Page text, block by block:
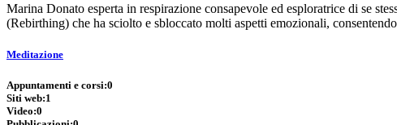
Marina Donato esperta in respirazione consapevole ed esploratrice di se
(Rebirthing) che ha sciolto e sbloccato molti aspetti emozionali,
Meditazione
Appuntamenti e corsi:0
Siti web:1
Video:0